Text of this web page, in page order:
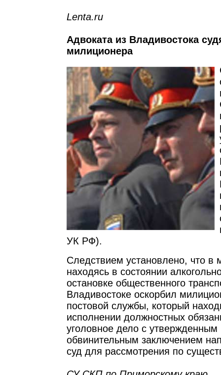
Lenta.ru
Адвоката из Владивостока
милиционера
УК РФ).
Следствием установлено, что в
находясь в состоянии
остановке общественного
Владивостоке оскорбил
постовой службы, который
исполнении должностных
уголовное дело с утвержденным
обвинительным заключением
суд для рассмотрения по